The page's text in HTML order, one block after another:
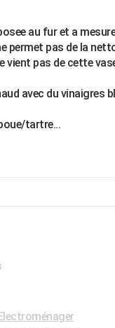
au fur et a
permet pas de la
vient pas de cette
avec du vinaigres
tartre...